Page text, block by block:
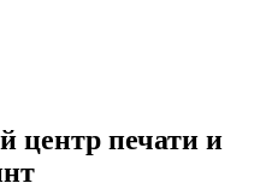
центр печати и